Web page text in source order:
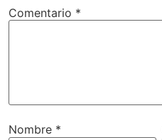
Comentario *
Nombre *